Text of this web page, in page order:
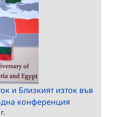
и Близкият изток във
конференция